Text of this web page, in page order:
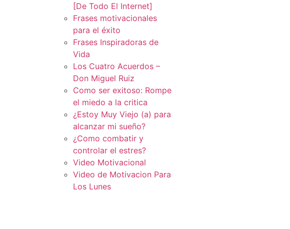
[De Todo El Internet]
Frases motivacionales
para el éxito
Frases Inspiradoras de
Vida
Los Cuatro Acuerdos –
Don Miguel Ruiz
Como ser exitoso: Rompe
el miedo a la critica
¿Estoy Muy Viejo (a) para
alcanzar mi sueño?
¿Como combatir y
controlar el estres?
Video Motivacional
Video de Motivacion Para
Los Lunes